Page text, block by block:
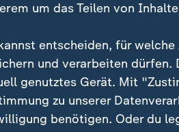
1:42
um das Teilen von
entscheiden, für
und verarbeiten
genutztes Gerät. Mit
zu unserer
benötigen. Oder du